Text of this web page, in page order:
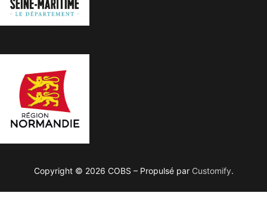
Copyright © 2026 COBS – Propulsé par Customify.